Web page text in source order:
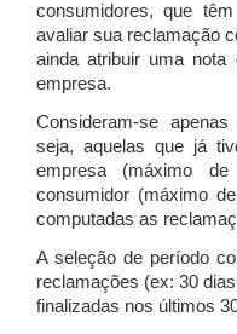
consumidores, que
avaliar sua reclamação
ainda atribuir uma nota
empresa.
Consideram-se
seja, aquelas que já
empresa (máximo
consumidor (máximo
computadas as
A seleção de período
reclamações (ex: 30
finalizadas nos últimos